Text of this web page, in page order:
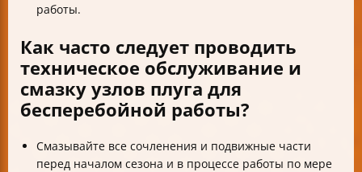
работы.
Как часто следует проводить
техническое обслуживание и
смазку узлов плуга для
бесперебойной работы?
Смазывайте все сочленения и подвижные части
перед началом сезона и в процессе работы по мере